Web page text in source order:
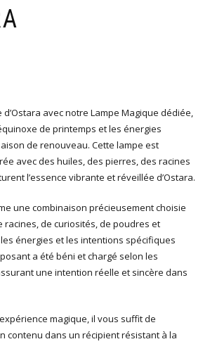
avec notre Lampe Magique dédiée,
de printemps et les énergies
de renouveau. Cette lampe est
avec des huiles, des pierres, des racines
l’essence vibrante et réveillée d’Ostara.
une combinaison précieusement choisie
racines, de curiosités, de poudres et
énergies et les intentions spécifiques
a été béni et chargé selon les
une intention réelle et sincère dans
magique, il vous suffit de
contenu dans un récipient résistant à la